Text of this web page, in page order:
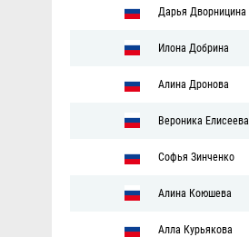
Дарья Дворницина
Илона Добрина
Алина Дронова
Вероника Елисеева
Софья Зинченко
Алина Коюшева
Алла Курьякова